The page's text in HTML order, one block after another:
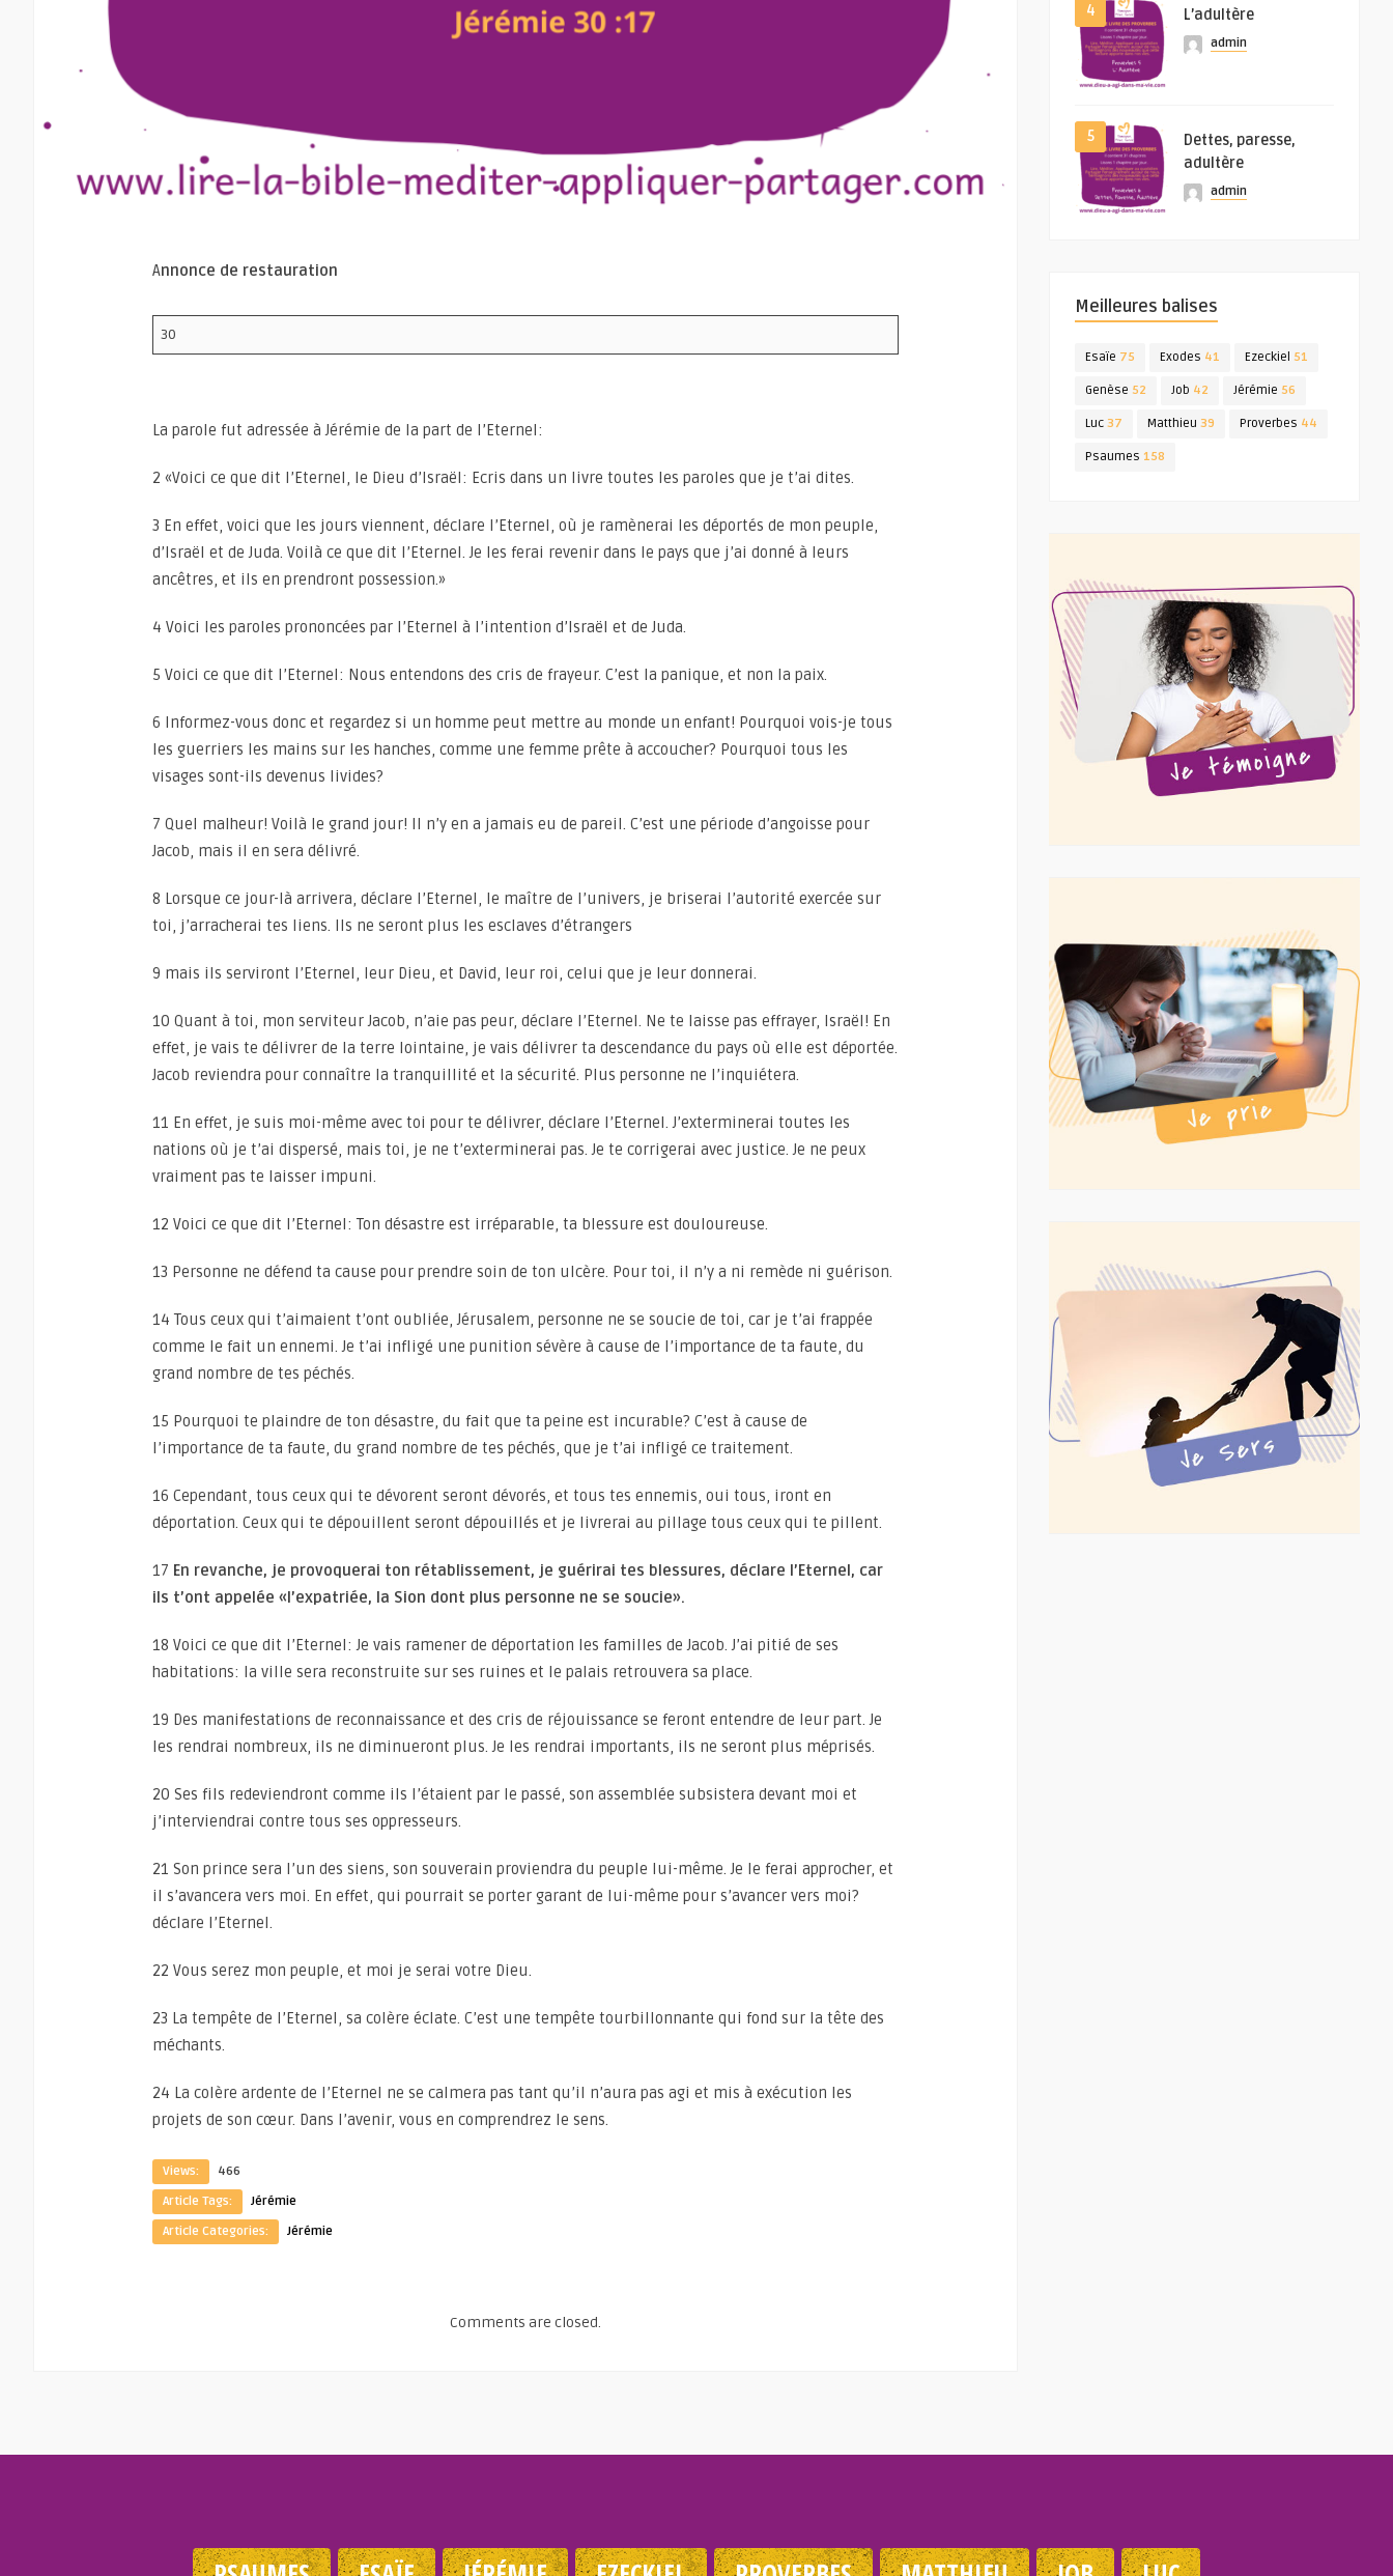
Annonce de restauration
30
La parole fut adressée à Jérémie de la part de l’Eternel:
2 «Voici ce que dit l’Eternel, le Dieu d’Israël: Ecris dans un livre toutes les paroles que je t’ai dites.
3 En effet, voici que les jours viennent, déclare l’Eternel, où je ramènerai les déportés de mon peuple,
d’Israël et de Juda. Voilà ce que dit l’Eternel. Je les ferai revenir dans le pays que j’ai donné à leurs
ancêtres, et ils en prendront possession.»
4 Voici les paroles prononcées par l’Eternel à l’intention d’Israël et de Juda.
5 Voici ce que dit l’Eternel: Nous entendons des cris de frayeur. C’est la panique, et non la paix.
6 Informez-vous donc et regardez si un homme peut mettre au monde un enfant! Pourquoi vois-je tous
les guerriers les mains sur les hanches, comme une femme prête à accoucher? Pourquoi tous les
visages sont-ils devenus livides?
7 Quel malheur! Voilà le grand jour! Il n’y en a jamais eu de pareil. C’est une période d’angoisse pour
Jacob, mais il en sera délivré.
8 Lorsque ce jour-là arrivera, déclare l’Eternel, le maître de l’univers, je briserai l’autorité exercée sur
toi, j’arracherai tes liens. Ils ne seront plus les esclaves d’étrangers
9 mais ils serviront l’Eternel, leur Dieu, et David, leur roi, celui que je leur donnerai.
10 Quant à toi, mon serviteur Jacob, n’aie pas peur, déclare l’Eternel. Ne te laisse pas effrayer, Israël! En
effet, je vais te délivrer de la terre lointaine, je vais délivrer ta descendance du pays où elle est déportée.
Jacob reviendra pour connaître la tranquillité et la sécurité. Plus personne ne l’inquiétera.
11 En effet, je suis moi-même avec toi pour te délivrer, déclare l’Eternel. J’exterminerai toutes les
nations où je t’ai dispersé, mais toi, je ne t’exterminerai pas. Je te corrigerai avec justice. Je ne peux
vraiment pas te laisser impuni.
12 Voici ce que dit l’Eternel: Ton désastre est irréparable, ta blessure est douloureuse.
13 Personne ne défend ta cause pour prendre soin de ton ulcère. Pour toi, il n’y a ni remède ni guérison.
14 Tous ceux qui t’aimaient t’ont oubliée, Jérusalem, personne ne se soucie de toi, car je t’ai frappée
comme le fait un ennemi. Je t’ai infligé une punition sévère à cause de l’importance de ta faute, du
grand nombre de tes péchés.
15 Pourquoi te plaindre de ton désastre, du fait que ta peine est incurable? C’est à cause de
l’importance de ta faute, du grand nombre de tes péchés, que je t’ai infligé ce traitement.
16 Cependant, tous ceux qui te dévorent seront dévorés, et tous tes ennemis, oui tous, iront en
déportation. Ceux qui te dépouillent seront dépouillés et je livrerai au pillage tous ceux qui te pillent.
17 En revanche, je provoquerai ton rétablissement, je guérirai tes blessures, déclare l’Eternel, car
ils t’ont appelée «l’expatriée, la Sion dont plus personne ne se soucie».
18 Voici ce que dit l’Eternel: Je vais ramener de déportation les familles de Jacob. J’ai pitié de ses
habitations: la ville sera reconstruite sur ses ruines et le palais retrouvera sa place.
19 Des manifestations de reconnaissance et des cris de réjouissance se feront entendre de leur part. Je
les rendrai nombreux, ils ne diminueront plus. Je les rendrai importants, ils ne seront plus méprisés.
20 Ses fils redeviendront comme ils l’étaient par le passé, son assemblée subsistera devant moi et
j’interviendrai contre tous ses oppresseurs.
21 Son prince sera l’un des siens, son souverain proviendra du peuple lui-même. Je le ferai approcher, et
il s’avancera vers moi. En effet, qui pourrait se porter garant de lui-même pour s’avancer vers moi?
déclare l’Eternel.
22 Vous serez mon peuple, et moi je serai votre Dieu.
23 La tempête de l’Eternel, sa colère éclate. C’est une tempête tourbillonnante qui fond sur la tête des
méchants.
24 La colère ardente de l’Eternel ne se calmera pas tant qu’il n’aura pas agi et mis à exécution les
projets de son cœur. Dans l’avenir, vous en comprendrez le sens.
Views:
466
Article Tags:
Jérémie
Article Categories:
Jérémie
Comments are closed.
4 L’adultère
admin
5
Dettes, paresse,
adultère
admin
Meilleures balises
Esaïe 75 Exodes 41 Ezeckiel 51
Genèse 52 Job 42 Jérémie 56
Luc 37 Matthieu 39 Proverbes 44
Psaumes 158